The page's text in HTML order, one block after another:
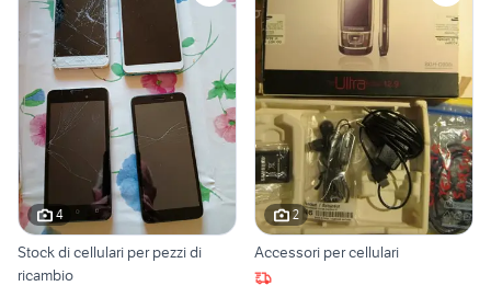
4
Stock di cellulari per pezzi di
ricambio
2
Accessori per cellulari